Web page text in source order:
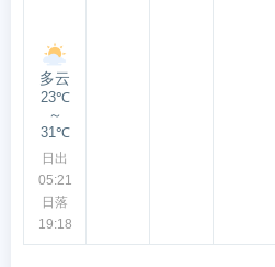
多云
23℃
～
31℃
日出
05:21
日落
19:18